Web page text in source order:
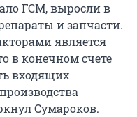
ГСМ, выросли в
и запчасти.
является
в конечном счете
входящих
Сумароков.